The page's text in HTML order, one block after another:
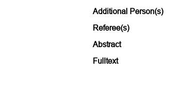
Additional Person(s)
Referee(s)
Abstract
Fulltext